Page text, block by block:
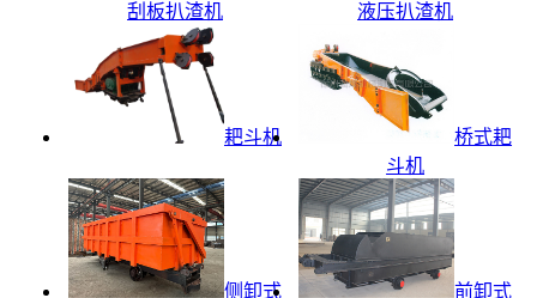
刮板扒渣机
液压扒渣机
耙斗机
桥式耙
斗机
侧卸式
前卸式